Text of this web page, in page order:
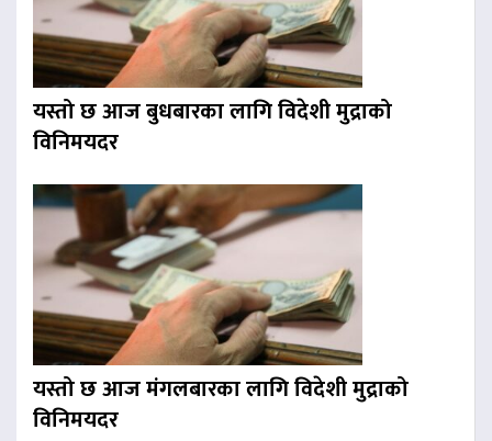
यस्तो छ आज बुधबारका लागि विदेशी मुद्राको
विनिमयदर
यस्तो छ आज मंगलबारका लागि विदेशी मुद्राको
विनिमयदर